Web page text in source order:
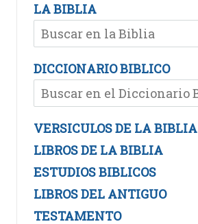
LA BIBLIA
DICCIONARIO BIBLICO
VERSICULOS DE LA BIBLIA
LIBROS DE LA BIBLIA
ESTUDIOS BIBLICOS
LIBROS DEL ANTIGUO
TESTAMENTO